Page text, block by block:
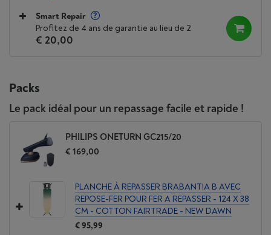
Smart Repair
Profitez de 4 ans de garantie au lieu de 2
€ 20,00
Packs
Le pack idéal pour un repassage facile et rapide !
PHILIPS ONETURN GC215/20
€ 169,00
PLANCHE À REPASSER BRABANTIA B AVEC
REPOSE-FER POUR FER A REPASSER - 124 X 38
CM - COTTON FAIRTRADE - NEW DAWN
€ 95,99